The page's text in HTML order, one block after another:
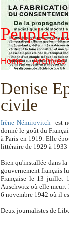
Home Archives
Denise
civile
Irène Némirovitch
est
donné le goût du
à Paris en 1919. Elle
littéraire de 1929 à
Bien qu'installée dans la
gouvernement français
Française le 13 juillet
Auschwitz où elle meurt
6 novembre 1942 où il
Deux journalistes de